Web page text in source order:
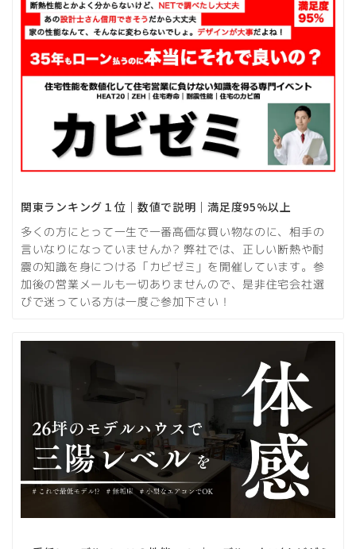
関東ランキング１位｜数値で説明｜満足度95%以上
多くの方にとって一生で一番高価な買い物なのに、相手の
言いなりになっていませんか? 弊社では、正しい断熱や耐
震の知識を身につける「カビゼミ」を開催しています。参
加後の営業メールも一切ありませんので、是非住宅会社選
びで迷っている方は一度ご参加下さい！